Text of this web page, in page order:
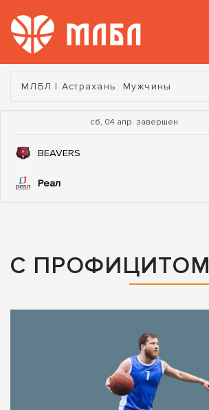
Турнир:
МЛБЛ | Астрахань. Мужчины
сб, 04 апр. завершен
BEAVERS
Реал
С ПРОФИЦИТОМ